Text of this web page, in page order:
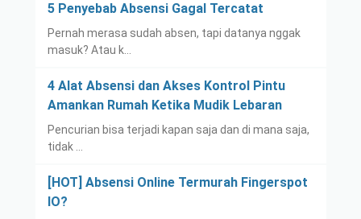
5 Penyebab Absensi Gagal Tercatat
Pernah merasa sudah absen, tapi datanya nggak
masuk? Atau k…
4 Alat Absensi dan Akses Kontrol Pintu
Amankan Rumah Ketika Mudik Lebaran
Pencurian bisa terjadi kapan saja dan di mana saja,
tidak …
[HOT] Absensi Online Termurah Fingerspot
IO?